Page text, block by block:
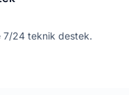
7/24 teknik destek.